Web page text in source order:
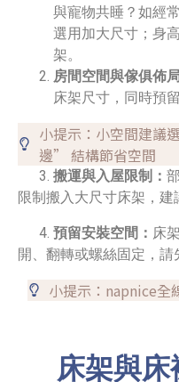
與寵物共睡？如經
選用加大尺寸；身
架。
房間空間與傢俱佈局
床架尺寸，同時預
小提示：小空間建議
邊” 結構節省空間
3. 搬運與入屋限制：
限制搬入大尺寸床架，建
4. 預留安裝空間： 床
開、翻轉或螺絲固定，請
小提示：napnice全
床架與